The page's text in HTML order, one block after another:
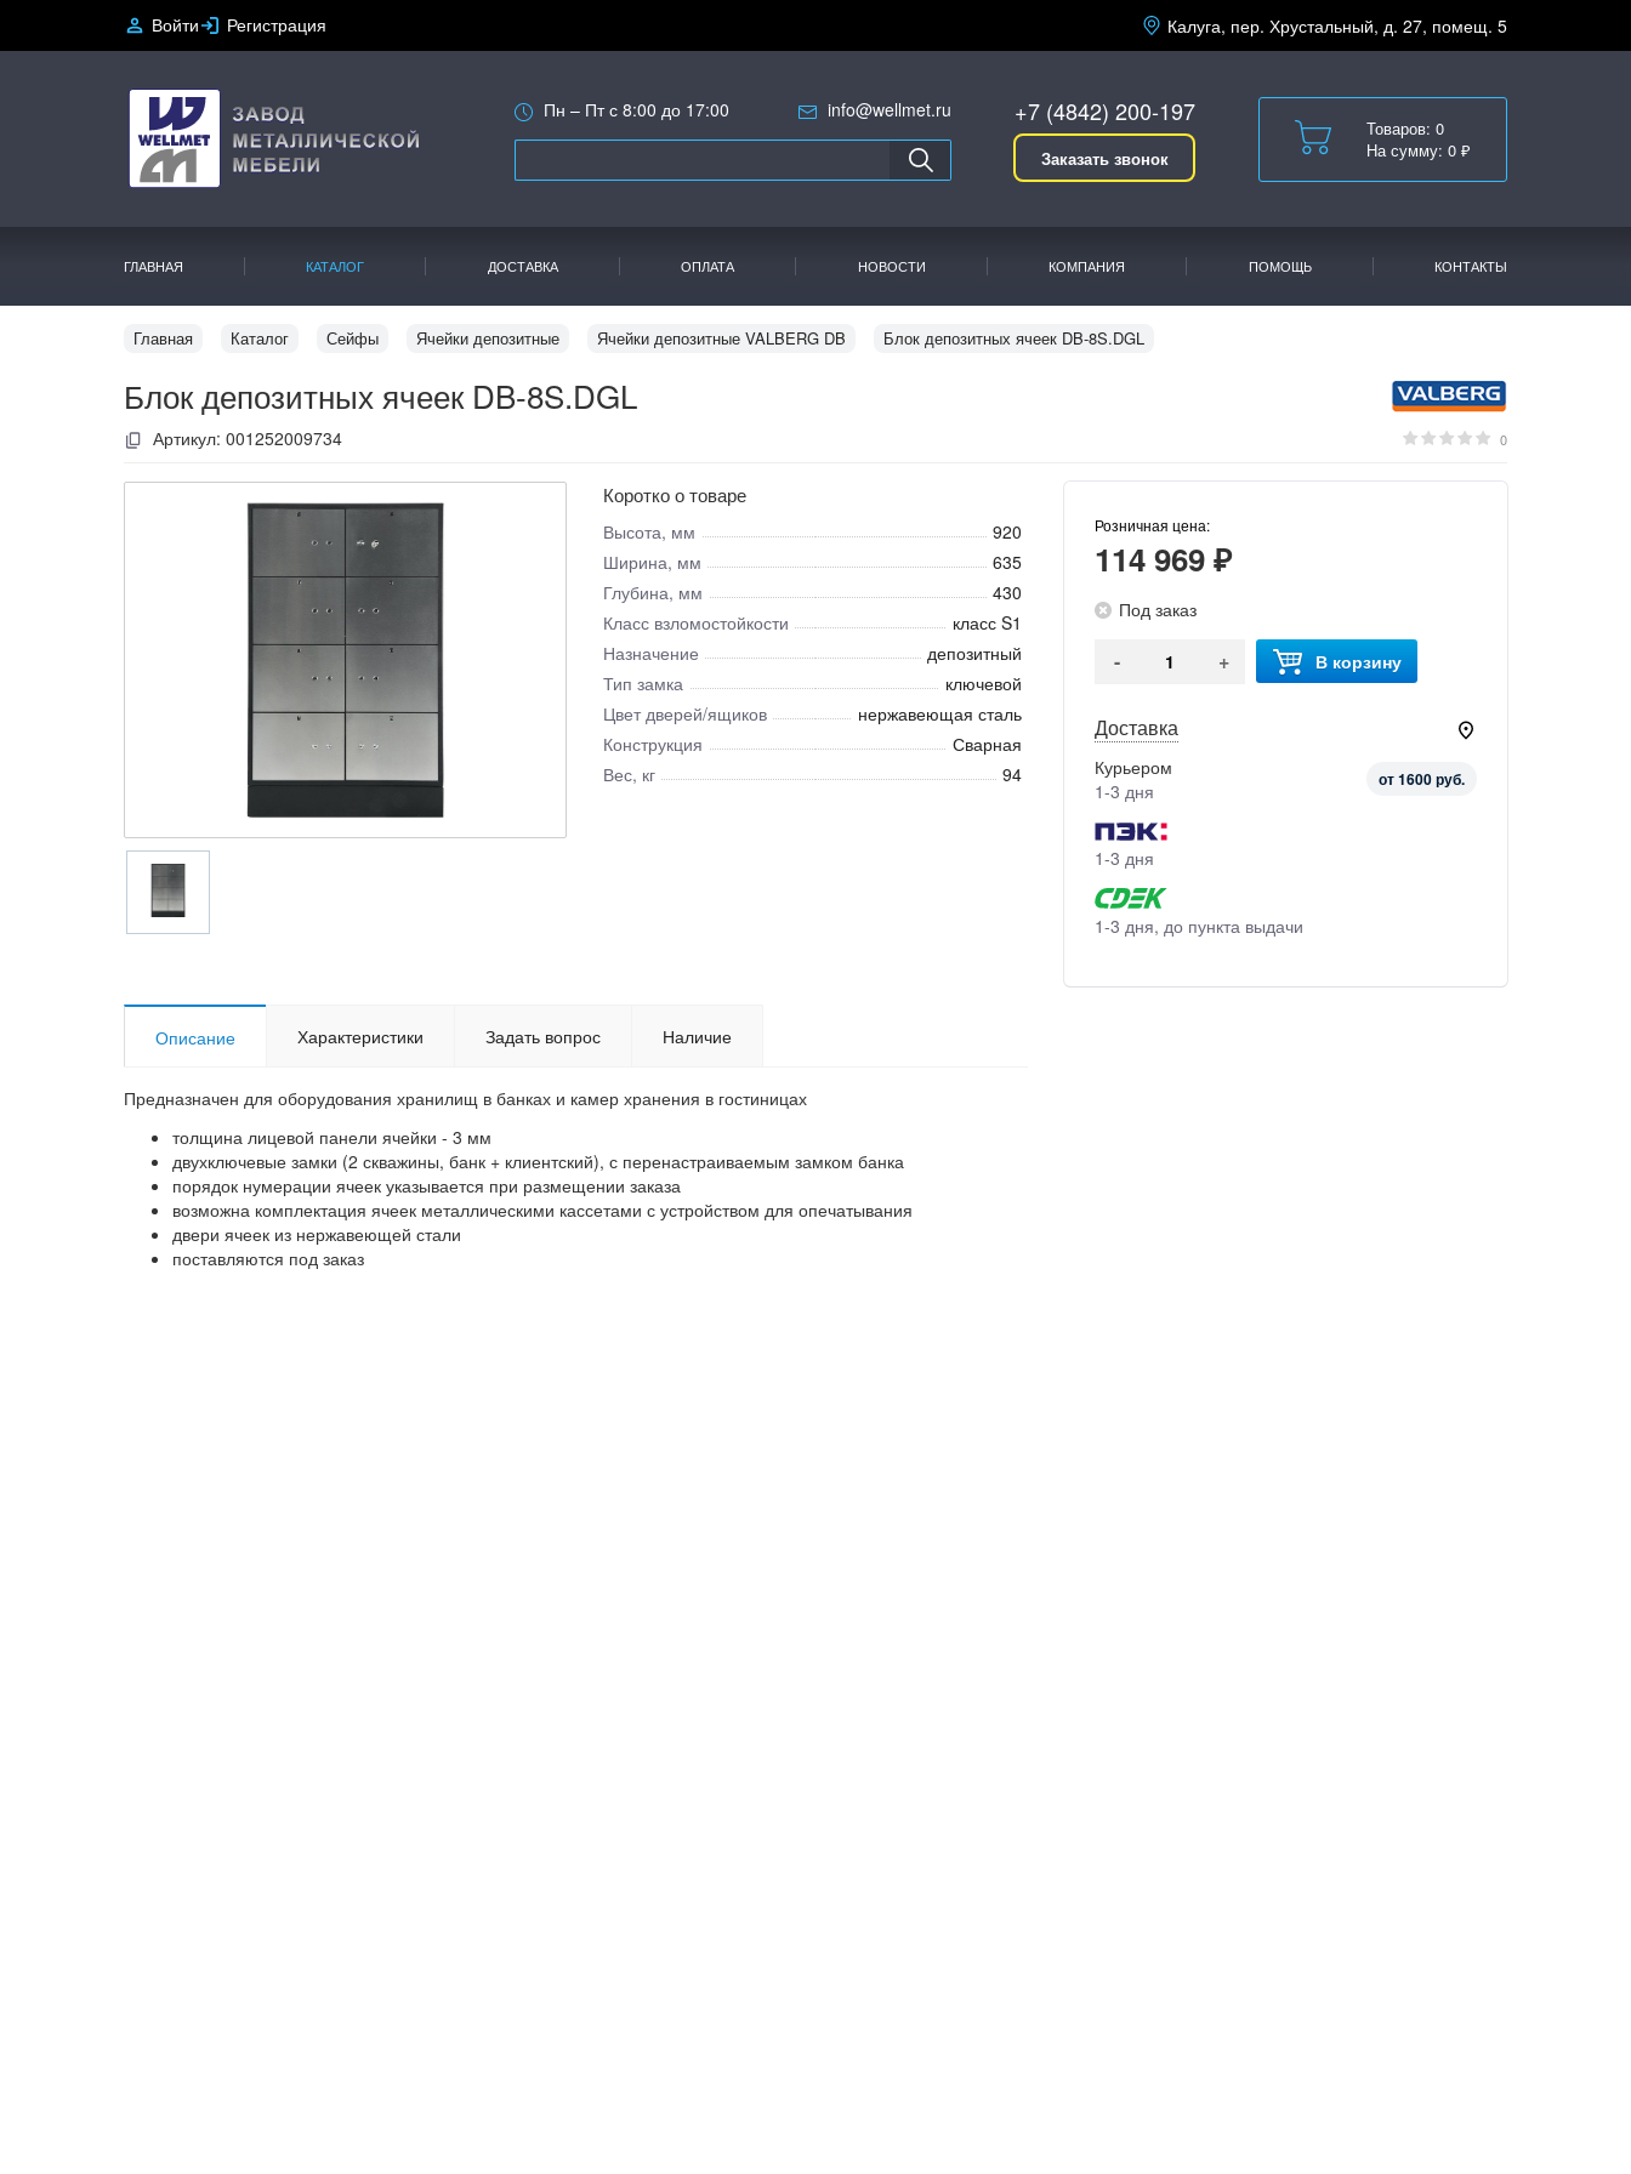
Войти Регистрация Калуга, пер. Хрустальный, д. 27, помещ. 5
Пн – Пт с 8:00 до 17:00 info@wellmet.ru +7 (4842) 200-197
Заказать звонок
Товаров: 0
На сумму: 0 ₽
ГЛАВНАЯ КАТАЛОГ ДОСТАВКА ОПЛАТА НОВОСТИ КОМПАНИЯ ПОМОЩЬ КОНТАКТЫ
Главная Каталог Сейфы Ячейки депозитные Ячейки депозитные VALBERG DB Блок депозитных ячеек DB-8S.DGL
Блок депозитных ячеек DB-8S.DGL
Артикул: 001252009734 0
Коротко о товаре
Высота, мм
920
Ширина, мм
635
Глубина, мм
430
Класс взломостойкости
класс S1
Назначение
депозитный
Тип замка
ключевой
Цвет дверей/ящиков
нержавеющая сталь
Конструкция
Сварная
Вес, кг
94
Розничная цена:
114 969 ₽
Под заказ
- + В корзину
Доставка
Курьером
1-3 дня
от 1600 руб.
1-3 дня
1-3 дня, до пункта выдачи
Описание Характеристики Задать вопрос Наличие
Предназначен для оборудования хранилищ в банках и камер хранения в гостиницах
толщина лицевой панели ячейки - 3 мм
двухключевые замки (2 скважины, банк + клиентский), с перенастраиваемым замком банка
порядок нумерации ячеек указывается при размещении заказа
возможна комплектация ячеек металлическими кассетами с устройством для опечатывания
двери ячеек из нержавеющей стали
поставляются под заказ